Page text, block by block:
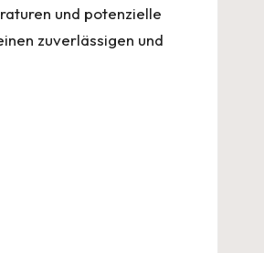
und potenzielle
zuverlässigen und